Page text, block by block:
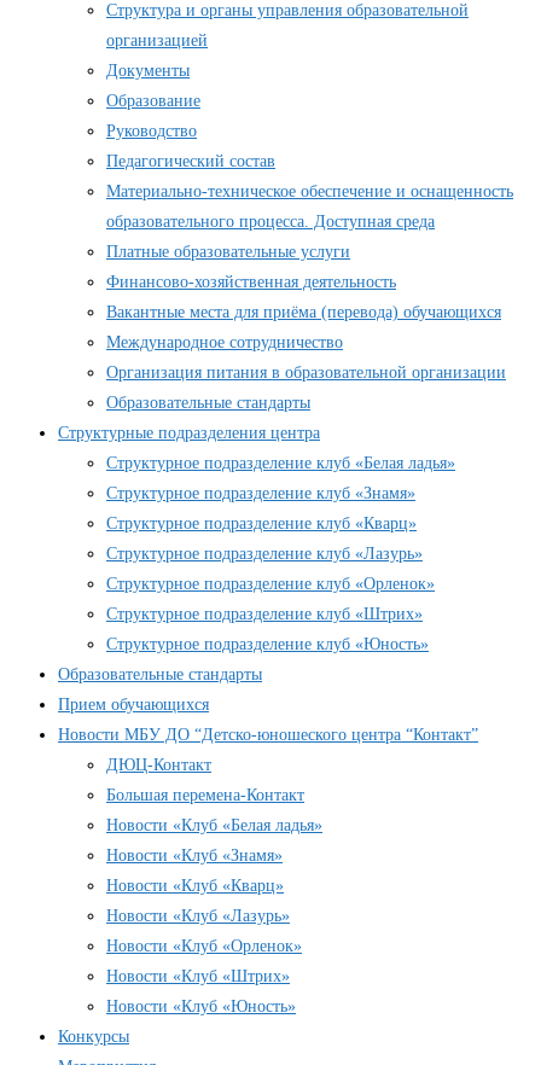
Структура и органы управления образовательной
организацией
Документы
Образование
Руководство
Педагогический состав
Материально-техническое обеспечение и оснащенность
образовательного процесса. Доступная среда
Платные образовательные услуги
Финансово-хозяйственная деятельность
Вакантные места для приёма (перевода) обучающихся
Международное сотрудничество
Организация питания в образовательной организации
Образовательные стандарты
Структурные подразделения центра
Структурное подразделение клуб «Белая ладья»
Структурное подразделение клуб «Знамя»
Структурное подразделение клуб «Кварц»
Структурное подразделение клуб «Лазурь»
Структурное подразделение клуб «Орленок»
Структурное подразделение клуб «Штрих»
Структурное подразделение клуб «Юность»
Образовательные стандарты
Прием обучающихся
Новости МБУ ДО “Детско-юношеского центра “Контакт”
ДЮЦ-Контакт
Большая перемена-Контакт
Новости «Клуб «Белая ладья»
Новости «Клуб «Знамя»
Новости «Клуб «Кварц»
Новости «Клуб «Лазурь»
Новости «Клуб «Орленок»
Новости «Клуб «Штрих»
Новости «Клуб «Юность»
Конкурсы